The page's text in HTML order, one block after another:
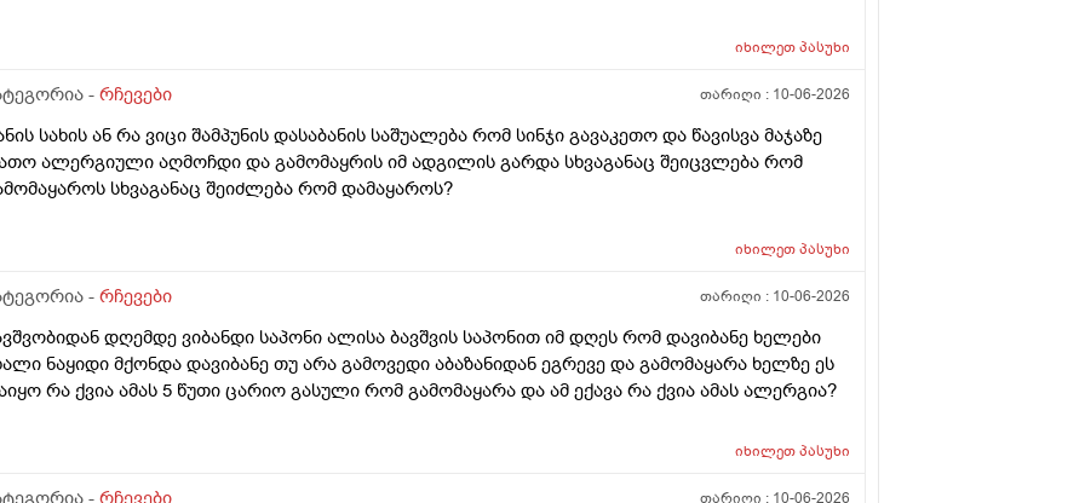
იხილეთპასუხი
- რჩევები თარიღი : 10-06-2026
სახის ან რა ვიცი შამპუნის დასაბანის საშუალება რომ სინჯი გავაკეთო და წავისვა მაჯაზე
ალერგიული აღმოჩდი და გამომაყრის იმ ადგილის გარდა სხვაგანაც შეიცვლება რომ
სხვაგანაც შეიძლება რომ დამაყაროს?
იხილეთპასუხი
- რჩევები თარიღი : 10-06-2026
დღემდე ვიბანდი საპონი ალისა ბავშვის საპონით იმ დღეს რომ დავიბანე ხელები
ნაყიდი მქონდა დავიბანე თუ არა გამოვედი აბაზანიდან ეგრევე და გამომაყარა ხელზე ეს
რა ქვია ამას 5 წუთი ცარიო გასული რომ გამომაყარა და ამ ექავა რა ქვია ამას ალერგია?
იხილეთპასუხი
- რჩევები თარიღი : 10-06-2026